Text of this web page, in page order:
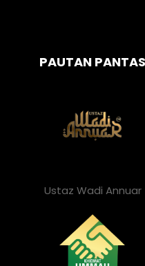
PAUTAN PANTAS
Ustaz Wadi Annuar